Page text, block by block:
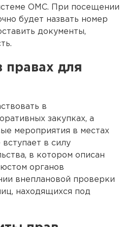
ОМС. При посещении
будет назвать номер
документы,
правах для
в
закупках, а
мероприятия в местах
в силу
в котором описан
органов
внеплановой проверки
находящихся под